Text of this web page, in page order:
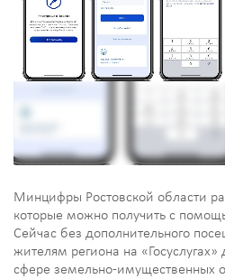
Минцифры Ростовской области
которые можно получить с
Сейчас без дополнительного
жителям региона на «Госуслугах»
сфере земельно-имущественных